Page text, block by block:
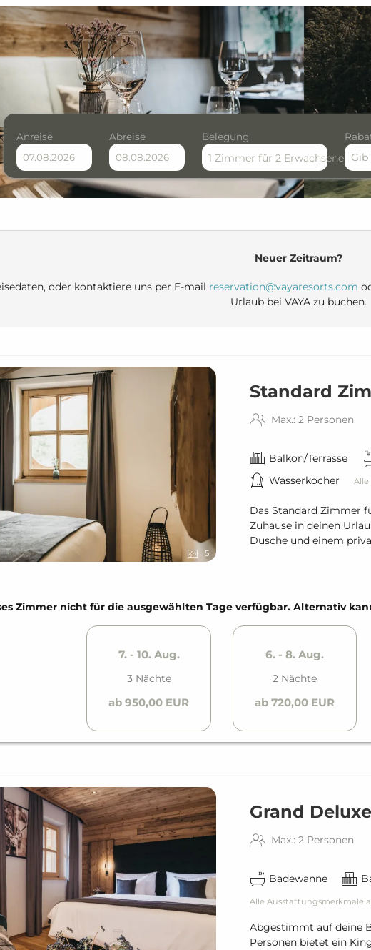
Anreise Abreise Belegung
1 Zimmer für 2 Erwachsene
- Unsere verfügbaren
Neuer Zeitraum?
oder kontaktiere uns per E-mail reservation@vayaresorts.com
Urlaub bei VAYA zu buchen.
5
Standard
Max.: 2 Personen
Balkon/Terrasse
Wasserkocher
Das Standard Zimmer
Zuhause in deinen
Dusche und einem
Zimmer nicht für die ausgewählten Tage verfügbar. Alternativ
7. - 10. Aug.
3 Nächte
ab 950,00 EUR
6. - 8. Aug.
2 Nächte
ab 720,00 EUR
Grand
Max.: 2 Personen
Badewanne
Alle Ausstattungsmerkmale
Abgestimmt auf deine
Personen bietet ein